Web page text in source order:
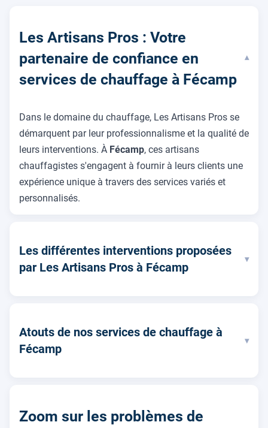
Les Artisans Pros : Votre
partenaire de confiance en
services de chauffage à Fécamp
▾
Dans le domaine du chauffage, Les Artisans Pros se
démarquent par leur professionnalisme et la qualité de
leurs interventions. À Fécamp, ces artisans
chauffagistes s'engagent à fournir à leurs clients une
expérience unique à travers des services variés et
personnalisés.
Les différentes interventions proposées
par Les Artisans Pros à Fécamp
▾
Atouts de nos services de chauffage à
Fécamp
▾
Zoom sur les problèmes de